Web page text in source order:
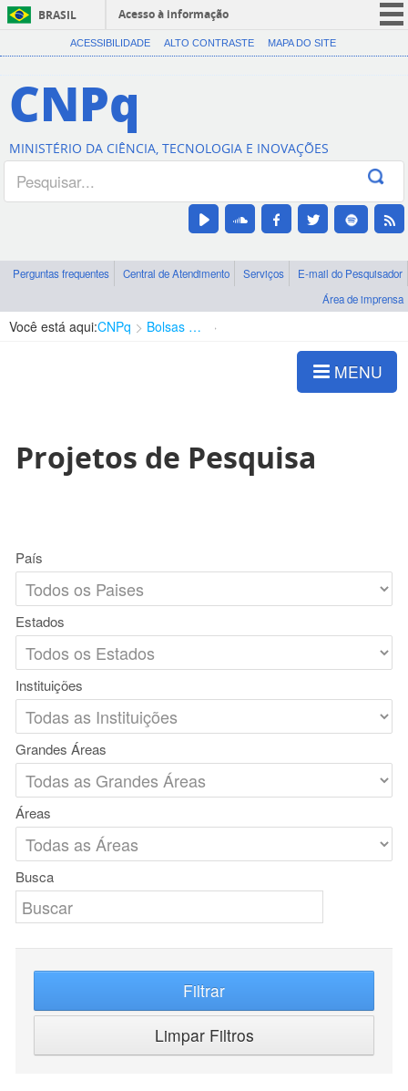
BRASIL
Acesso à informação
CORONAVÍRUS (COVID-19)
Canais
ACESSIBILIDADE ALTO CONTRASTE MAPA DO SITE
CNPq
MINISTÉRIO DA CIÊNCIA, TECNOLOGIA E INOVAÇÕES
Perguntas frequentes Central de Atendimento Serviços
E-mail do Pesquisador
Área de imprensa
Você está aqui:CNPq Bolsas e Auxílios Vigentes
MENU
Projetos de Pesquisa
País
Estados
Instituições
Grandes Áreas
Áreas
Busca
Filtrar
Limpar Filtros